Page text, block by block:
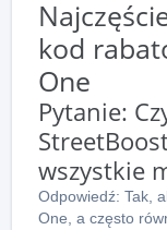
kod
One
Pytanie:
wszystkie
Odpowiedź: Tak,
One, a często